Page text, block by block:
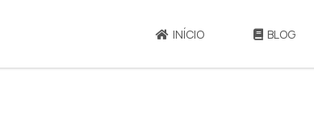
INÍCIO BLOG